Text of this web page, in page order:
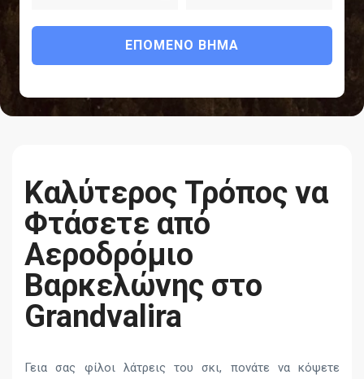
ΕΠΌΜΕΝΟ ΒΉΜΑ
Καλύτερος Τρόπος να
Φτάσετε από
Αεροδρόμιο
Βαρκελώνης στο
Grandvalira
Γεια σας φίλοι λάτρεις του σκι, πονάτε να κόψετε